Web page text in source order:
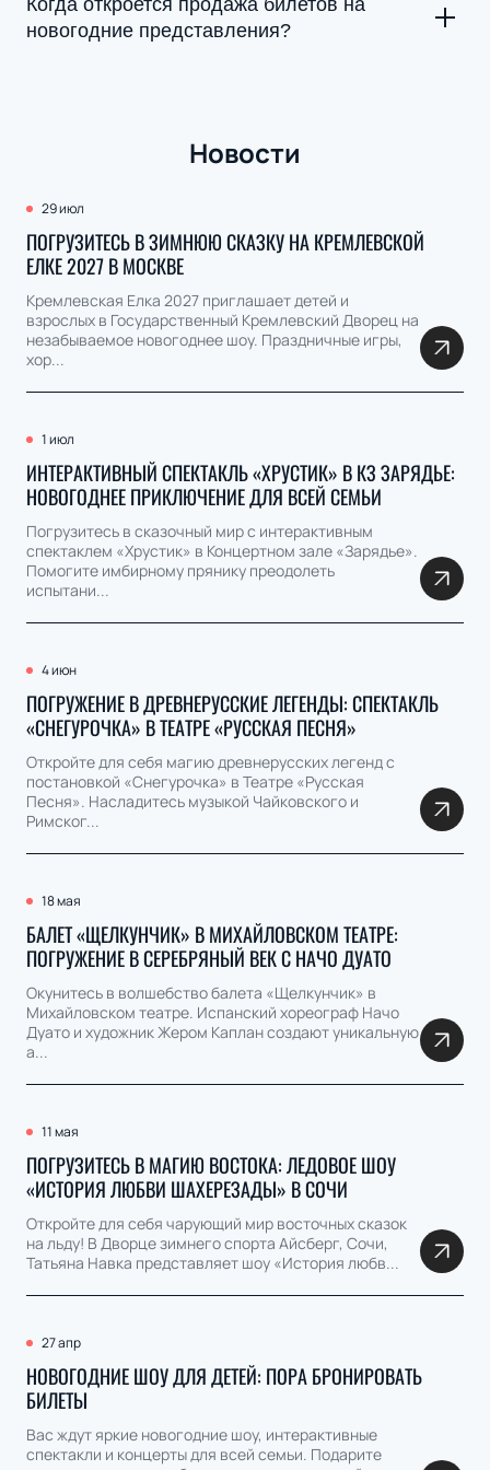
укажите количество билетов и следуйте инструкциям на
экране. Оплата возможна разными способами.
Когда откроется продажа билетов на
новогодние представления?
новогодних мероприятиях. Наш сервис предлагает выбор
Новости
29 июл
ПОГРУЗИТЕСЬ В ЗИМНЮЮ СКАЗКУ НА КРЕМЛЕВСКОЙ
ЕЛКЕ 2027 В МОСКВЕ
Кремлевская Елка 2027 приглашает детей и
взрослых в Государственный Кремлевский Дворец на
незабываемое новогоднее шоу. Праздничные игры,
хор...
1 июл
ИНТЕРАКТИВНЫЙ СПЕКТАКЛЬ «ХРУСТИК» В КЗ ЗАРЯДЬЕ:
НОВОГОДНЕЕ ПРИКЛЮЧЕНИЕ ДЛЯ ВСЕЙ СЕМЬИ
Погрузитесь в сказочный мир с интерактивным
спектаклем «Хрустик» в Концертном зале «Зарядье».
Помогите имбирному прянику преодолеть
испытани...
4 июн
ПОГРУЖЕНИЕ В ДРЕВНЕРУССКИЕ ЛЕГЕНДЫ: СПЕКТАКЛЬ
«СНЕГУРОЧКА» В ТЕАТРЕ «РУССКАЯ ПЕСНЯ»
Откройте для себя магию древнерусских легенд с
постановкой «Снегурочка» в Театре «Русская
Песня». Насладитесь музыкой Чайковского и
Римског...
18 мая
БАЛЕТ «ЩЕЛКУНЧИК» В МИХАЙЛОВСКОМ ТЕАТРЕ:
ПОГРУЖЕНИЕ В СЕРЕБРЯНЫЙ ВЕК С НАЧО ДУАТО
Окунитесь в волшебство балета «Щелкунчик» в
Михайловском театре. Испанский хореограф Начо
Дуато и художник Жером Каплан создают уникальную
а...
11 мая
ПОГРУЗИТЕСЬ В МАГИЮ ВОСТОКА: ЛЕДОВОЕ ШОУ
«ИСТОРИЯ ЛЮБВИ ШАХЕРЕЗАДЫ» В СОЧИ
Откройте для себя чарующий мир восточных сказок
на льду! В Дворце зимнего спорта Айсберг, Сочи,
Татьяна Навка представляет шоу «История любв...
27 апр
НОВОГОДНИЕ ШОУ ДЛЯ ДЕТЕЙ: ПОРА БРОНИРОВАТЬ
БИЛЕТЫ
Вас ждут яркие новогодние шоу, интерактивные
спектакли и концерты для всей семьи. Подарите